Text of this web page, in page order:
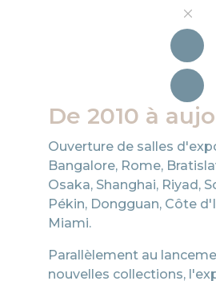
De 2010 à
Ouverture de salles
Bangalore, Rome,
Osaka, Shanghai, Riyad,
Pékin, Dongguan, Côte
Miami.
Parallèlement au
nouvelles collections,